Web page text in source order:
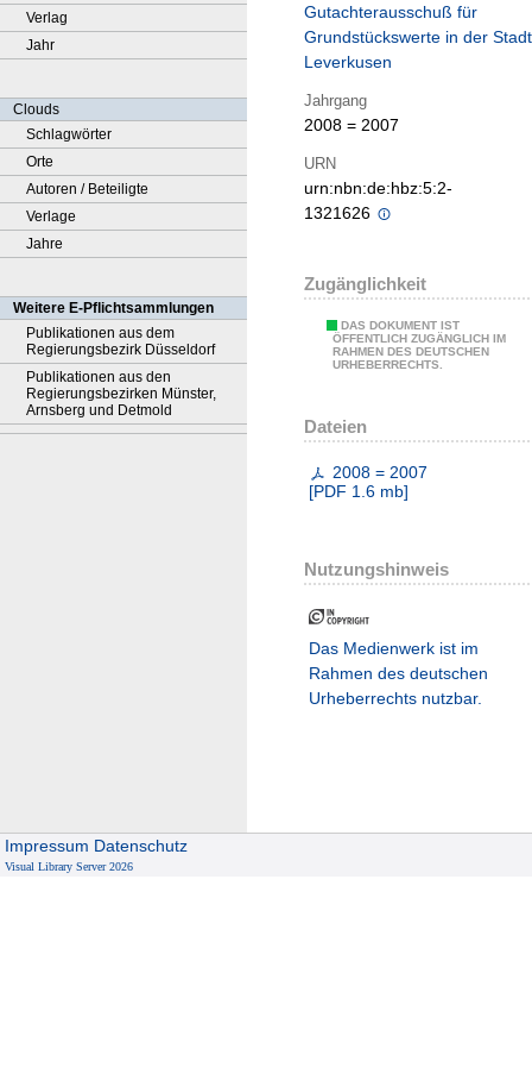
Verlag
Jahr
Clouds
Schlagwörter
Orte
Autoren / Beteiligte
Verlage
Jahre
Weitere E-Pflichtsammlungen
Publikationen aus dem
Regierungsbezirk Düsseldorf
Publikationen aus den
Regierungsbezirken Münster,
Arnsberg und Detmold
Gutachterausschuß für
Grundstückswerte in der Stadt
Leverkusen
Jahrgang
2008 = 2007
URN
urn:nbn:de:hbz:5:2-
1321626
Zugänglichkeit
DAS DOKUMENT IST
ÖFFENTLICH ZUGÄNGLICH IM
RAHMEN DES DEUTSCHEN
URHEBERRECHTS.
Dateien
2008 = 2007
[PDF 1.6 mb]
Nutzungshinweis
Das Medienwerk ist im
Rahmen des deutschen
Urheberrechts nutzbar.
Impressum Datenschutz
Visual Library Server 2026